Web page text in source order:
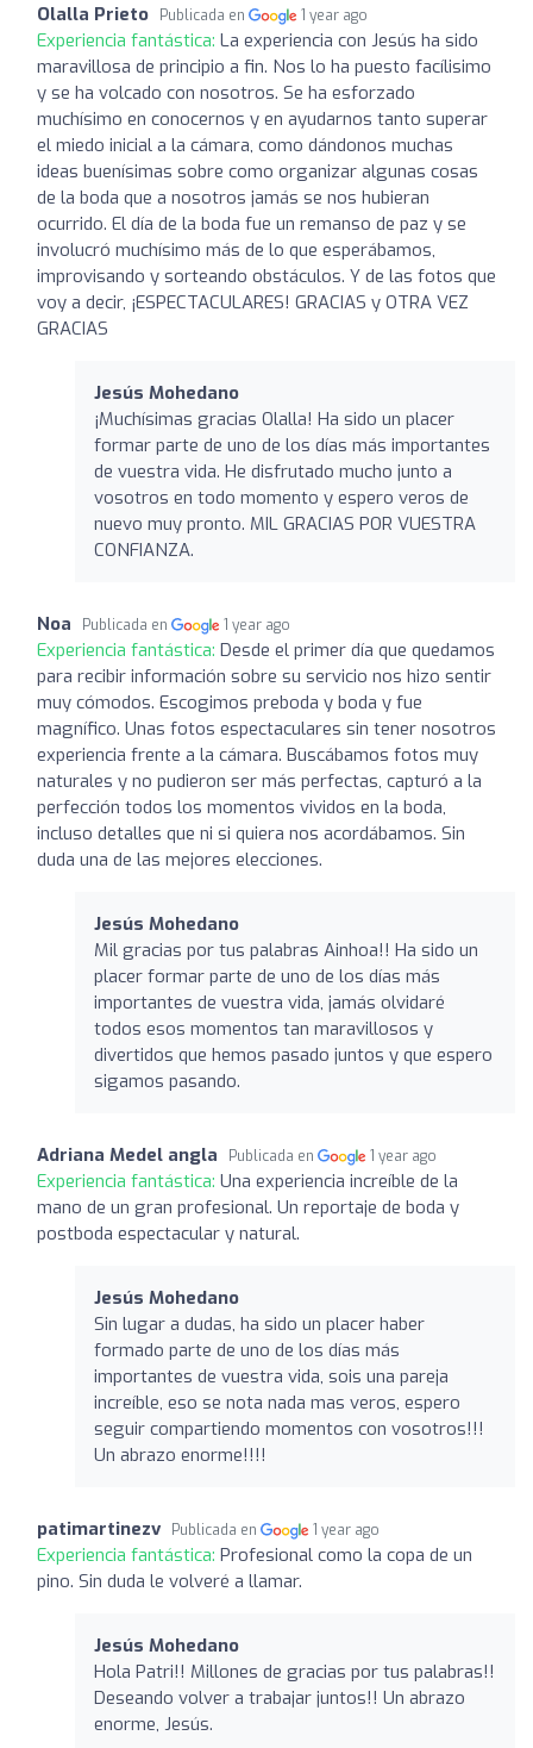
Olalla Prieto Publicada en 1 year ago
Experiencia fantástica: La experiencia con Jesús ha sido
maravillosa de principio a fin. Nos lo ha puesto facílisimo
y se ha volcado con nosotros. Se ha esforzado
muchísimo en conocernos y en ayudarnos tanto superar
el miedo inicial a la cámara, como dándonos muchas
ideas buenísimas sobre como organizar algunas cosas
de la boda que a nosotros jamás se nos hubieran
ocurrido. El día de la boda fue un remanso de paz y se
involucró muchísimo más de lo que esperábamos,
improvisando y sorteando obstáculos. Y de las fotos que
voy a decir, ¡ESPECTACULARES! GRACIAS y OTRA VEZ
GRACIAS
Jesús Mohedano
¡Muchísimas gracias Olalla! Ha sido un placer
formar parte de uno de los días más importantes
de vuestra vida. He disfrutado mucho junto a
vosotros en todo momento y espero veros de
nuevo muy pronto. MIL GRACIAS POR VUESTRA
CONFIANZA.
Noa Publicada en 1 year ago
Experiencia fantástica: Desde el primer día que quedamos
para recibir información sobre su servicio nos hizo sentir
muy cómodos. Escogimos preboda y boda y fue
magnífico. Unas fotos espectaculares sin tener nosotros
experiencia frente a la cámara. Buscábamos fotos muy
naturales y no pudieron ser más perfectas, capturó a la
perfección todos los momentos vividos en la boda,
incluso detalles que ni si quiera nos acordábamos. Sin
duda una de las mejores elecciones.
Jesús Mohedano
Mil gracias por tus palabras Ainhoa!! Ha sido un
placer formar parte de uno de los días más
importantes de vuestra vida, jamás olvidaré
todos esos momentos tan maravillosos y
divertidos que hemos pasado juntos y que espero
sigamos pasando.
Adriana Medel angla Publicada en 1 year ago
Experiencia fantástica: Una experiencia increíble de la
mano de un gran profesional. Un reportaje de boda y
postboda espectacular y natural.
Jesús Mohedano
Sin lugar a dudas, ha sido un placer haber
formado parte de uno de los días más
importantes de vuestra vida, sois una pareja
increíble, eso se nota nada mas veros, espero
seguir compartiendo momentos con vosotros!!!
Un abrazo enorme!!!!
patimartinezv Publicada en 1 year ago
Experiencia fantástica: Profesional como la copa de un
pino. Sin duda le volveré a llamar.
Jesús Mohedano
Hola Patri!! Millones de gracias por tus palabras!!
Deseando volver a trabajar juntos!! Un abrazo
enorme, Jesús.